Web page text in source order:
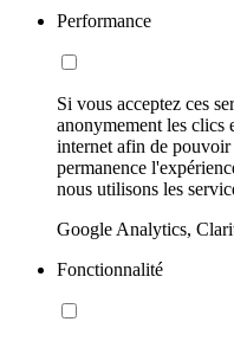
Performance
Si vous acceptez ces
anonymement les clics
internet afin de
permanence
nous utilisons les
Google Analytics,
Fonctionnalité